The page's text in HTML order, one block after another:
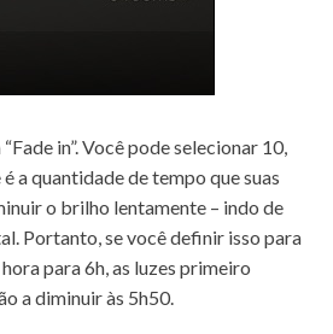
in”.Você pode selecionar 10,
a quantidade de tempo que suas
o brilho lentamente – indo de
Portanto, se você definir isso para
para 6h, as luzes primeiro
a diminuir às 5h50.